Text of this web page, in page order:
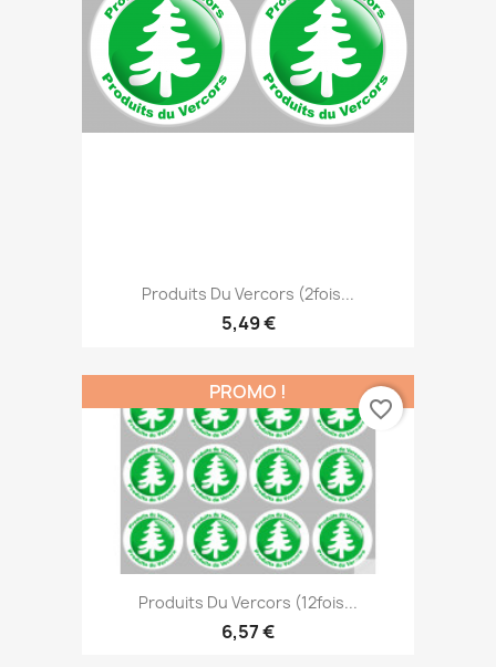
Produits Du Vercors (2fois...
5,49 €
Produits Du Vercors (12fois...
6,57 €
PROMO !
favorite_border